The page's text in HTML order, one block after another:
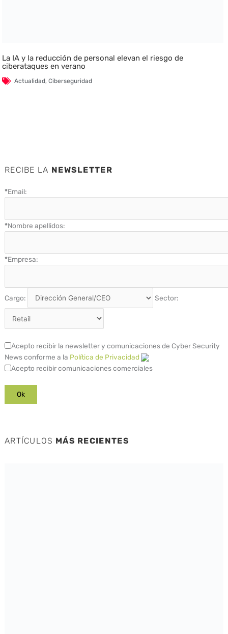
La IA y la reducción de personal elevan el riesgo de
ciberataques en verano
Actualidad,Ciberseguridad
RECIBE LA NEWSLETTER
*Email:
*Nombre apellidos:
*Empresa:
Cargo: Sector:
Acepto recibir la newsletter y comunicaciones de Cyber Security
News conforme a la Política de Privacidad
Acepto recibir comunicaciones comerciales
ARTÍCULOS MÁS RECIENTES